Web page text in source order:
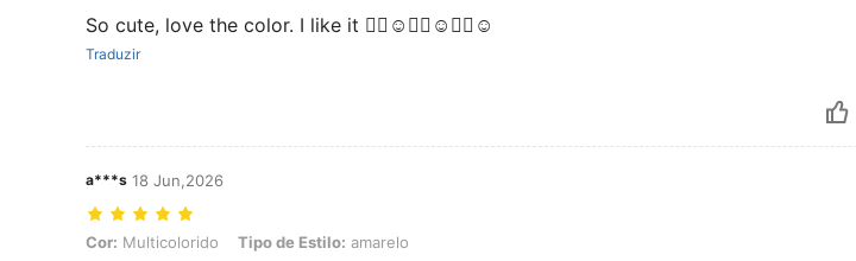
So cute, love the color. I like it 👍🏻☺️👍🏻☺️👍🏻☺️
Traduzir
a***s 18 Jun,2026
Cor: Multicolorido, Tipo de Estilo: amarelo
Cor: Multicolorido Tipo de Estilo: amarelo